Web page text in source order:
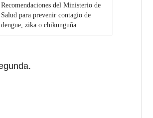
Recomendaciones del Ministerio de
Salud para prevenir contagio de
dengue, zika o chikunguña